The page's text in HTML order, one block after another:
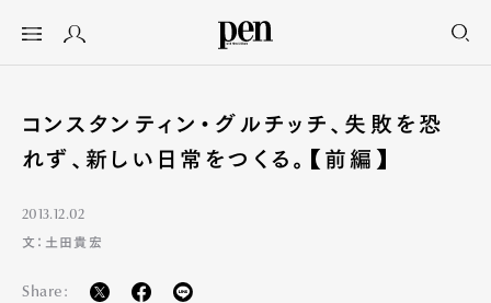
コンスタンティン・グルチッチ、失敗を恐
れず、新しい日常をつくる。【前編】
2013.12.02
文：土田貴宏
Share: